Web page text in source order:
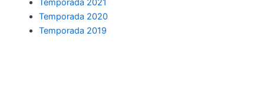
Temporada 2021
Temporada 2020
Temporada 2019